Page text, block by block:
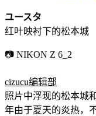
ユースタ
红叶映衬下的松本城
📷 NIKON Z 6_2
cizucu编辑部
照片中浮现的松本城
年由于夏天的炎热，